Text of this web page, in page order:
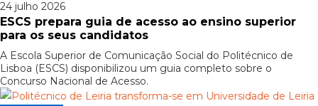
24 julho 2026
ESCS prepara guia de acesso ao ensino superior
para os seus candidatos
A Escola Superior de Comunicação Social do Politécnico de
Lisboa (ESCS) disponibilizou um guia completo sobre o
Concurso Nacional de Acesso.